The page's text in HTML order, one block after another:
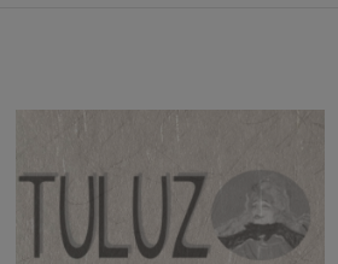
Cena regularna:
8,00 zł
Najniższa cena: 3,00 zł